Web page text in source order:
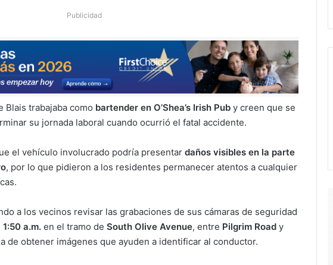
Publicidad
Blais trabajaba como bartender en O’Shea’s Irish Pub y creen que se
su jornada laboral cuando ocurrió el fatal accidente.
el vehículo involucrado podría presentar daños visibles en la parte
, por lo que pidieron a los residentes permanecer atentos a cualquier
a los vecinos revisar las grabaciones de sus cámaras de seguridad
1:50 a.m. en el tramo de South Olive Avenue, entre Pilgrim Road y
de obtener imágenes que ayuden a identificar al conductor.